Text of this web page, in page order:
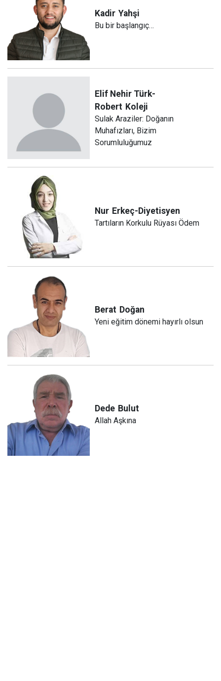
Kadir Yahşi
Bu bir başlangıç…
Elif Nehir Türk-
Robert Koleji
Sulak Araziler: Doğanın
Muhafızları, Bizim
Sorumluluğumuz
Nur Erkeç-Diyetisyen
Tartıların Korkulu Rüyası Ödem
Berat Doğan
Yeni eğitim dönemi hayırlı olsun
Dede Bulut
Allah Aşkına